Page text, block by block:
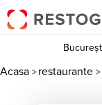
Acasa > restaurante >